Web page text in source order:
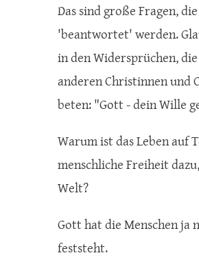
Das sind große Fragen,
'beantwortet' werden.
in den Widersprüchen,
anderen Christinnen und
beten: "Gott - dein Wille
Warum ist das Leben auf
menschliche Freiheit
Welt?
Gott hat die Menschen ja
feststeht.